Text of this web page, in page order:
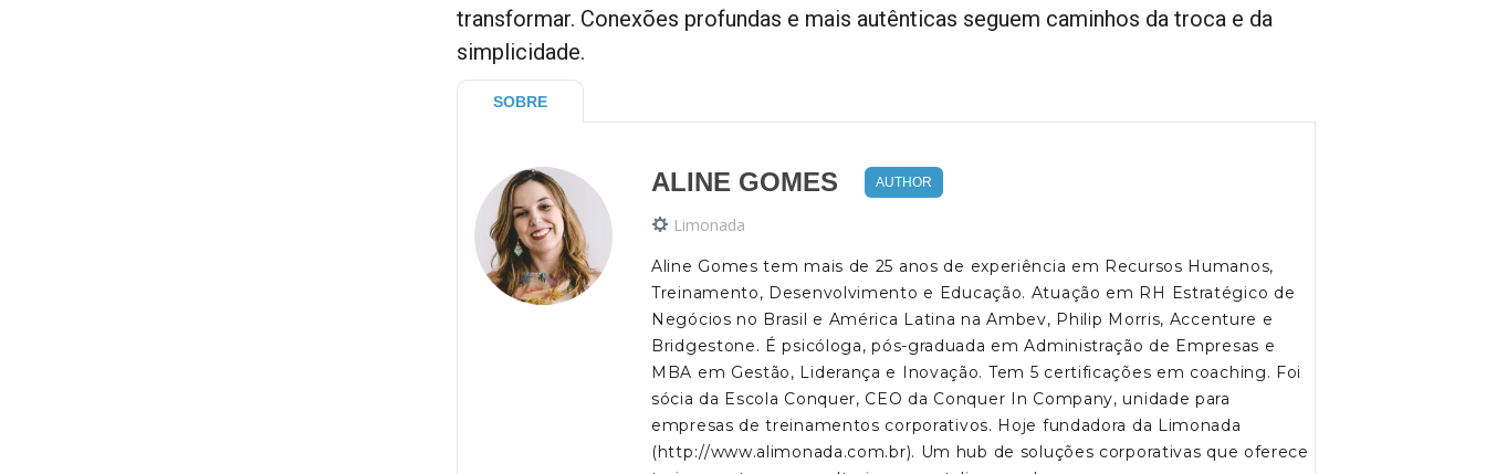
transformar. Conexões profundas e mais autênticas seguem caminhos da troca e da
simplicidade.
SOBRE
ALINE GOMES AUTHOR
Limonada
Aline Gomes tem mais de 25 anos de experiência em Recursos Humanos,
Treinamento, Desenvolvimento e Educação. Atuação em RH Estratégico de
Negócios no Brasil e América Latina na Ambev, Philip Morris, Accenture e
Bridgestone. É psicóloga, pós-graduada em Administração de Empresas e
MBA em Gestão, Liderança e Inovação. Tem 5 certificações em coaching. Foi
sócia da Escola Conquer, CEO da Conquer In Company, unidade para
empresas de treinamentos corporativos. Hoje fundadora da Limonada
(http://www.alimonada.com.br). Um hub de soluções corporativas que oferece